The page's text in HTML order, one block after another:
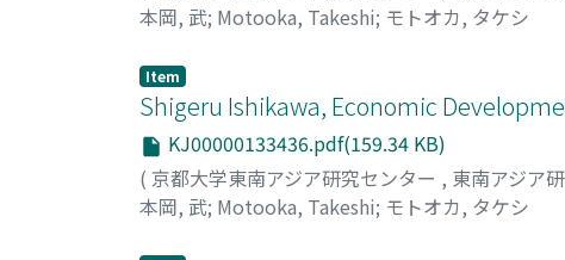
本岡, 武; Motooka, Takeshi; モトオカ, タケシ
Item
Shigeru Ishikawa, Economic
KJ00000133436.pdf(159.34 KB)
( 京都大学東南アジア研究センター , 東南アジア
本岡, 武; Motooka, Takeshi; モトオカ, タケシ